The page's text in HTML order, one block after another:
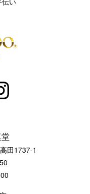
田1737-1